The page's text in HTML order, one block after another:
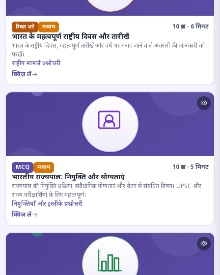
रिक्त भरें मध्यम 10 प्रश्न · 6 मिनट
भारत के महत्वपूर्ण राष्ट्रीय दिवस और तारीखें
भारत के राष्ट्रीय दिवस, महत्वपूर्ण तारीखें और वर्ष भर मनाए जाने वाले अवसरों की जानकारी को
परखें।
राष्ट्रीय मामले प्रश्नोत्तरी
क्विज़ लें
MCQ मध्यम 10 प्रश्न · 5 मिनट
भारतीय राज्यपाल: नियुक्ति और योग्यताएं
राज्यपाल की नियुक्ति प्रक्रिया, संवैधानिक योग्यताएं और वेतन से संबंधित विषय। UPSC और
राज्य परीक्षार्थियों के लिए महत्वपूर्ण।
नियुक्तियाँ और इस्तीफे प्रश्नोत्तरी
क्विज़ लें